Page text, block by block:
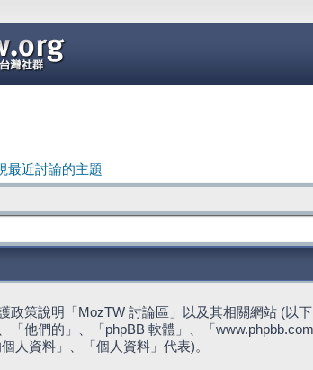
最近討論的主題
政策說明「MozTW 討論區」以及其相關網站 (以
「他們的」、「phpBB 軟體」、「
人資料」、「個人資料」代表)。